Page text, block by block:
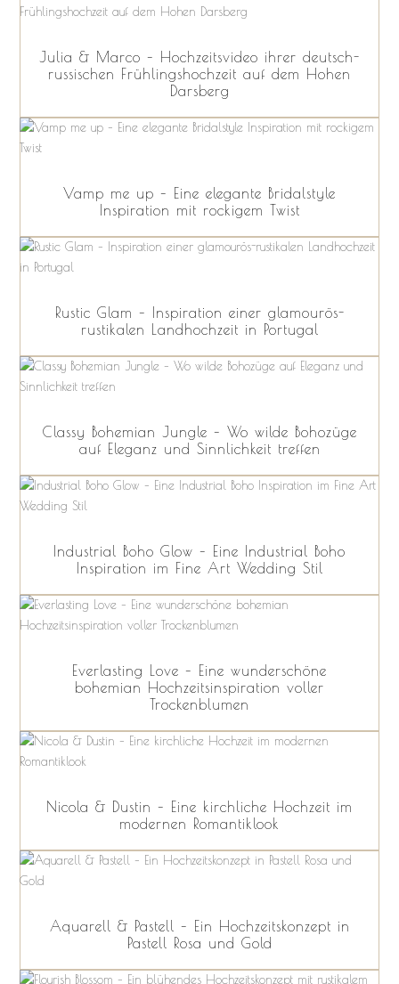
Julia & Marco – Hochzeitsvideo ihrer deutsch-
russischen Frühlingshochzeit auf dem Hohen
Darsberg
Vamp me up – Eine elegante Bridalstyle
Inspiration mit rockigem Twist
Rustic Glam – Inspiration einer glamourös-
rustikalen Landhochzeit in Portugal
Classy Bohemian Jungle – Wo wilde Bohozüge
auf Eleganz und Sinnlichkeit treffen
Industrial Boho Glow – Eine Industrial Boho
Inspiration im Fine Art Wedding Stil
Everlasting Love – Eine wunderschöne
bohemian Hochzeitsinspiration voller
Trockenblumen
Nicola & Dustin – Eine kirchliche Hochzeit im
modernen Romantiklook
Aquarell & Pastell – Ein Hochzeitskonzept in
Pastell Rosa und Gold